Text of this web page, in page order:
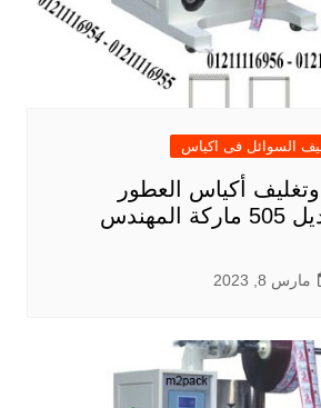
وتغليف أكياس العطور
والكاتشب موديل 505 ماركة المهندس
مارس 8, 2023